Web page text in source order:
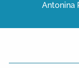
Antonina